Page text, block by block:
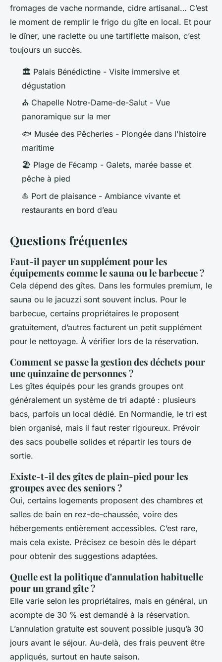
fromages de vache normande, cidre artisanal… C’est
le moment de remplir le frigo du gîte en local. Et pour
le dîner, une raclette ou une tartiflette maison, c’est
toujours un succès.
🏛️ Palais Bénédictine - Visite immersive et
dégustation
⛪ Chapelle Notre-Dame-de-Salut - Vue
panoramique sur la mer
🐟 Musée des Pêcheries - Plongée dans l'histoire
maritime
🏖️ Plage de Fécamp - Galets, marée basse et
pêche à pied
⛵ Port de plaisance - Ambiance vivante et
restaurants en bord d’eau
Questions fréquentes
Faut-il payer un supplément pour les
équipements comme le sauna ou le barbecue ?
Cela dépend des gîtes. Dans les formules premium, le
sauna ou le jacuzzi sont souvent inclus. Pour le
barbecue, certains propriétaires le proposent
gratuitement, d’autres facturent un petit supplément
pour le nettoyage. À vérifier lors de la réservation.
Comment se passe la gestion des déchets pour
une quinzaine de personnes ?
Les gîtes équipés pour les grands groupes ont
généralement un système de tri adapté : plusieurs
bacs, parfois un local dédié. En Normandie, le tri est
bien organisé, mais il faut rester rigoureux. Prévoir
des sacs poubelle solides et répartir les tours de
sortie.
Existe-t-il des gîtes de plain-pied pour les
groupes avec des seniors ?
Oui, certains logements proposent des chambres et
salles de bain en rez-de-chaussée, voire des
hébergements entièrement accessibles. C’est rare,
mais cela existe. Précisez ce besoin dès le départ
pour obtenir des suggestions adaptées.
Quelle est la politique d'annulation habituelle
pour un grand gîte ?
Elle varie selon les propriétaires, mais en général, un
acompte de 30 % est demandé à la réservation.
L’annulation gratuite est souvent possible jusqu’à 30
jours avant le séjour. Au-delà, des frais peuvent être
appliqués, surtout en haute saison.